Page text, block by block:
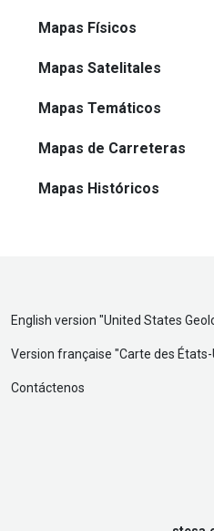
Mapas Físicos
Mapas Satelitales
Mapas Temáticos
Mapas de Carreteras
Mapas Históricos
English version "United States
Version française "Carte des États-
Contáctenos